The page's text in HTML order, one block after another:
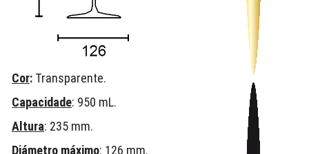
Cor: Transparente.
Capacidade: 950 mL.
Altura: 235 mm.
Diámetro máximo: 126 mm.